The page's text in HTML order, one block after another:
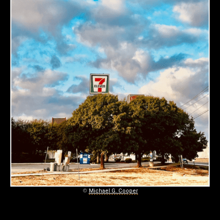
O
O
P
E
R
P
O
T
O
© Michael G. Cooper